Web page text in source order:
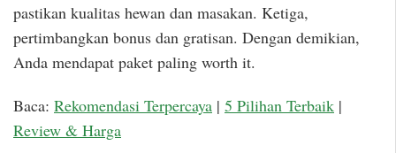
pastikan kualitas hewan dan masakan. Ketiga,
pertimbangkan bonus dan gratisan. Dengan demikian,
Anda mendapat paket paling worth it.
Baca: Rekomendasi Terpercaya | 5 Pilihan Terbaik |
Review & Harga